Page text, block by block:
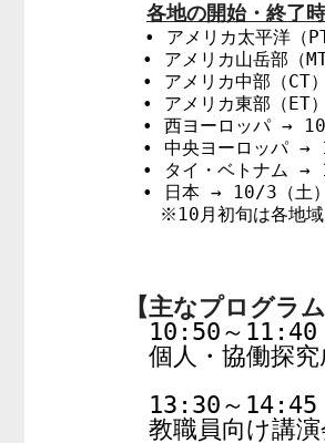
各地の開始・終了
• アメリカ太平洋
• アメリカ山岳部（
• アメリカ中部（
• アメリカ東部（
• 西ヨーロッパ →
• 中央ヨーロッパ →
• タイ・ベトナム →
• 日本 → 10/3（土
【主なプログラム
10:50～11:40
個人・協働探究
13:30～14:45